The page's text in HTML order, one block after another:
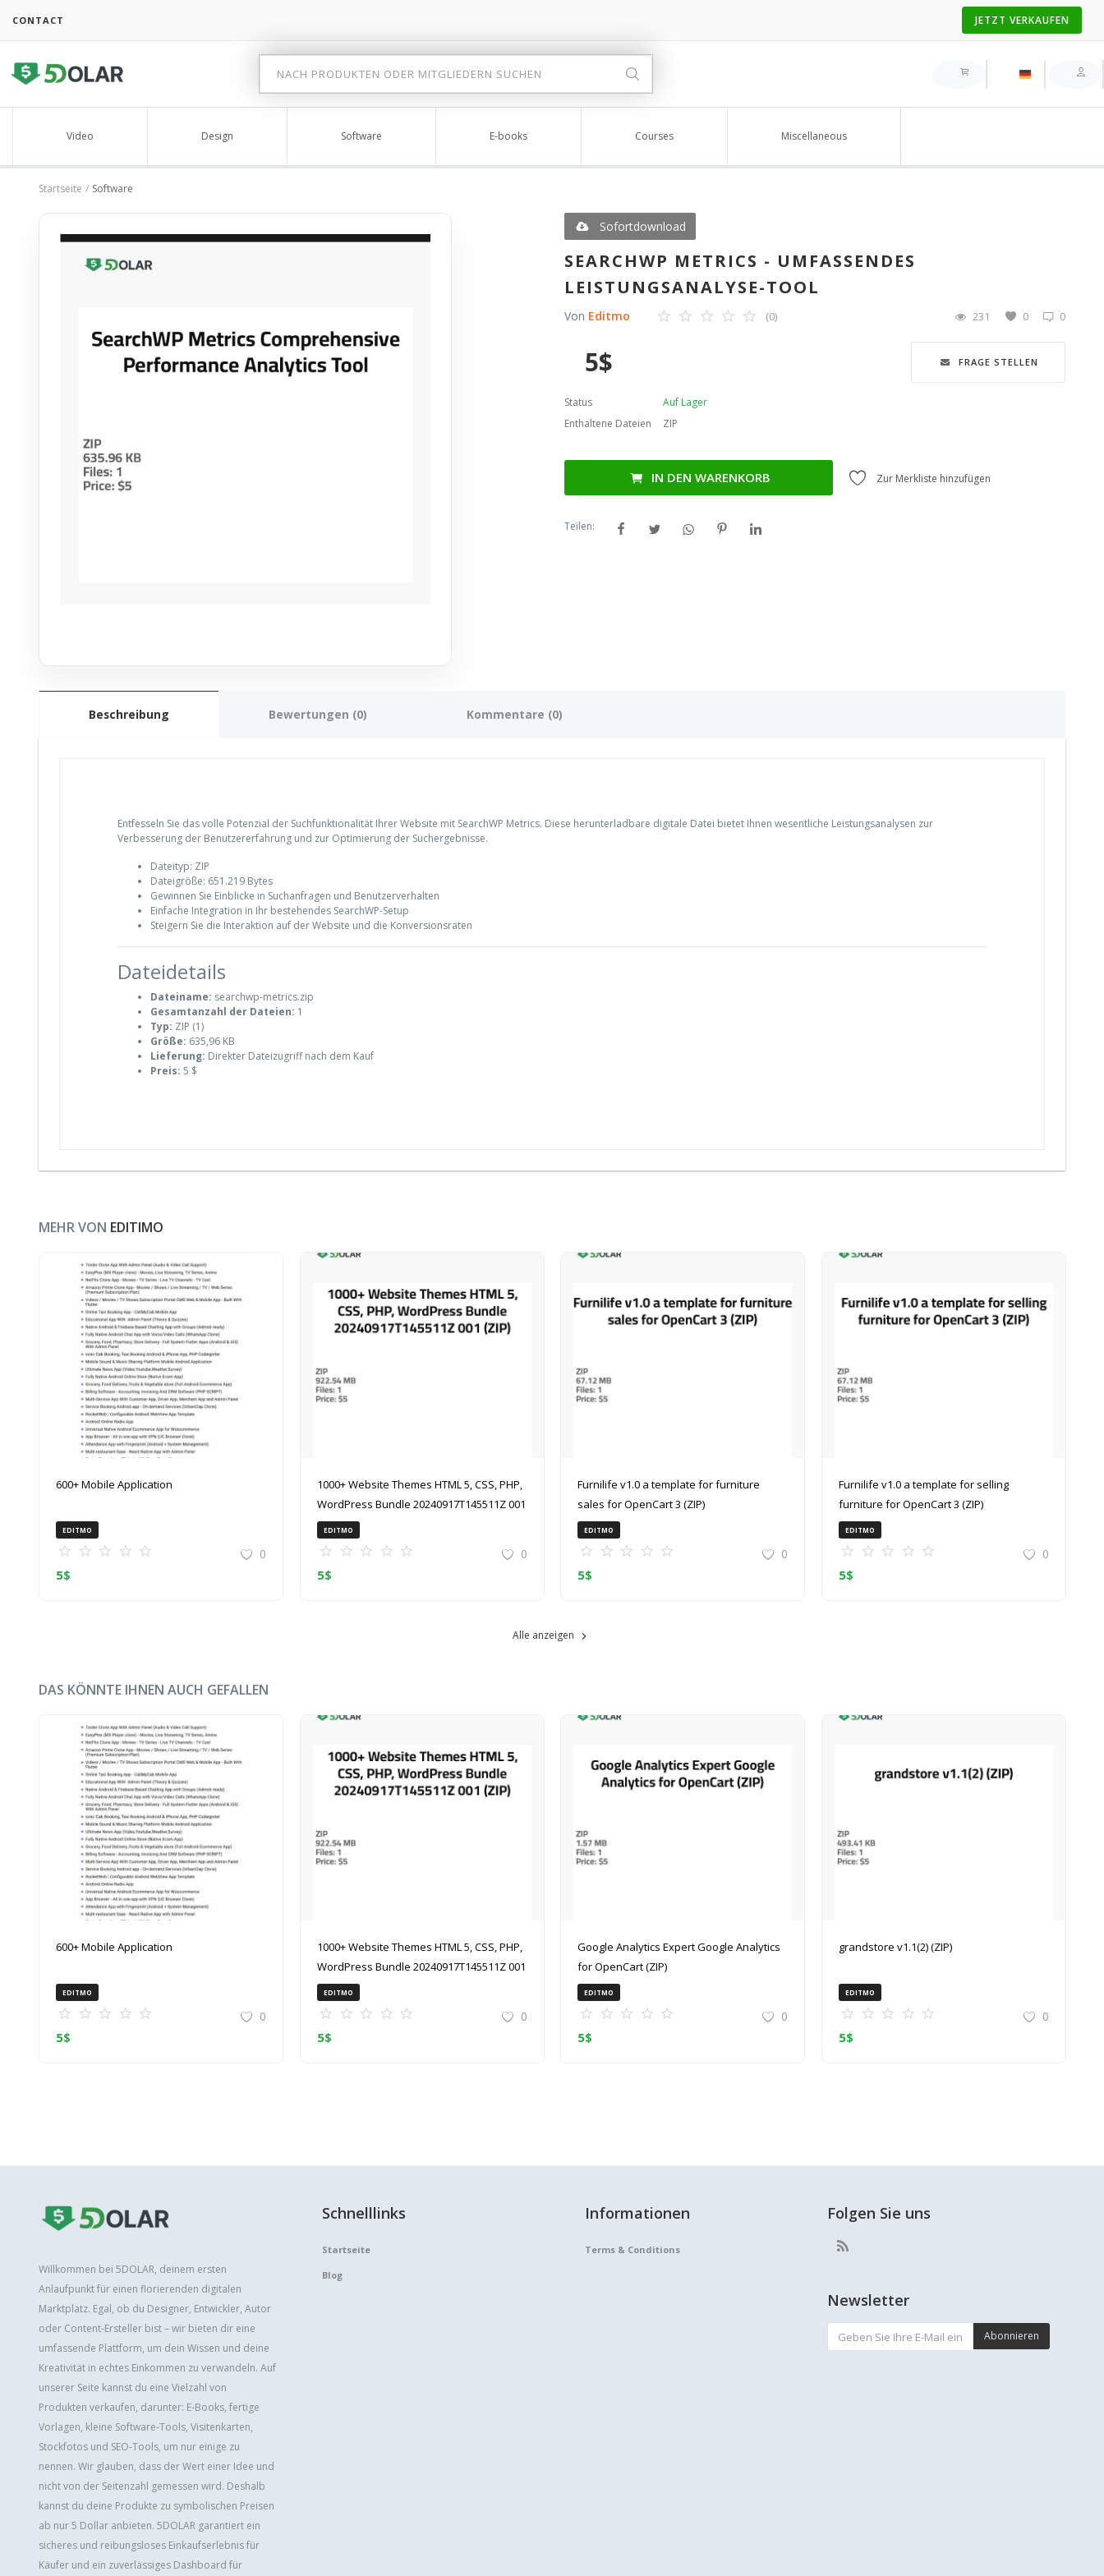
CONTACT JETZT VERKAUFEN
Video Design Software E-books Courses Miscellaneous
Startseite Software
Sofortdownload
SEARCHWP METRICS - UMFASSENDES
LEISTUNGSANALYSE-TOOL
Von Editmo 0
(0) 0
231
5$ FRAGE STELLEN
Status
Auf Lager
Enthaltene Dateien
ZIP
IN DEN WARENKORB Zur Merkliste hinzufügen
Teilen:
Beschreibung Bewertungen (0) Kommentare (0)
Entfesseln Sie das volle Potenzial der Suchfunktionalität Ihrer Website mit SearchWP Metrics. Diese herunterladbare digitale Datei bietet Ihnen wesentliche Leistungsanalysen zur
Verbesserung der Benutzererfahrung und zur Optimierung der Suchergebnisse.
Dateityp: ZIP
Dateigröße: 651.219 Bytes
Gewinnen Sie Einblicke in Suchanfragen und Benutzerverhalten
Einfache Integration in Ihr bestehendes SearchWP-Setup
Steigern Sie die Interaktion auf der Website und die Konversionsraten
Dateidetails
Dateiname: searchwp-metrics.zip
Gesamtanzahl der Dateien: 1
Typ: ZIP (1)
Größe: 635,96 KB
Lieferung: Direkter Dateizugriff nach dem Kauf
Preis: 5 $
MEHR VON EDITIMO
600+ Mobile Application
EDITMO
0
5$
1000+ Website Themes HTML 5, CSS, PHP,
WordPress Bundle 20240917T145511Z 001
(ZIP)
EDITMO
0
5$
Furnilife v1.0 a template for furniture
sales for OpenCart 3 (ZIP)
EDITMO
0
5$
Furnilife v1.0 a template for selling
furniture for OpenCart 3 (ZIP)
EDITMO
0
5$
Alle anzeigen
DAS KÖNNTE IHNEN AUCH GEFALLEN
600+ Mobile Application
EDITMO
0
5$
1000+ Website Themes HTML 5, CSS, PHP,
WordPress Bundle 20240917T145511Z 001
(ZIP)
EDITMO
0
5$
Google Analytics Expert Google Analytics
for OpenCart (ZIP)
EDITMO
0
5$
grandstore v1.1(2) (ZIP)
EDITMO
0
5$
Willkommen bei 5DOLAR, deinem ersten
Anlaufpunkt für einen florierenden digitalen
Marktplatz. Egal, ob du Designer, Entwickler, Autor
oder Content-Ersteller bist – wir bieten dir eine
umfassende Plattform, um dein Wissen und deine
Kreativität in echtes Einkommen zu verwandeln. Auf
unserer Seite kannst du eine Vielzahl von
Produkten verkaufen, darunter: E-Books, fertige
Vorlagen, kleine Software-Tools, Visitenkarten,
Stockfotos und SEO-Tools, um nur einige zu
nennen. Wir glauben, dass der Wert einer Idee und
nicht von der Seitenzahl gemessen wird. Deshalb
kannst du deine Produkte zu symbolischen Preisen
ab nur 5 Dollar anbieten. 5DOLAR garantiert ein
sicheres und reibungsloses Einkaufserlebnis für
Käufer und ein zuverlässiges Dashboard für
Schnelllinks
Startseite
Blog
Informationen
Terms & Conditions
Folgen Sie uns
Newsletter
Abonnieren